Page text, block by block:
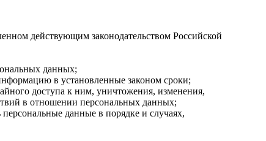
действующим законодательством Российской
данных;
в установленные законом сроки;
доступа к ним, уничтожения, изменения,
в отношении персональных данных;
данные в порядке и случаях,